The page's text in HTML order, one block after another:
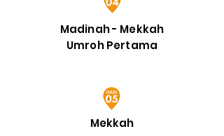
Madinah - Mekkah
Umroh Pertama
Mekkah